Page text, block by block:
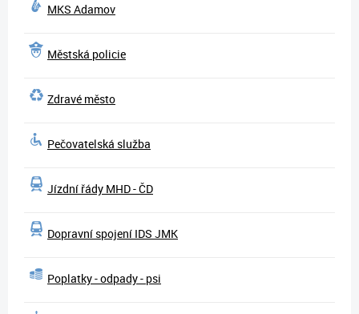
MKS Adamov
Městská policie
Zdravé město
Pečovatelská služba
Jízdní řády MHD - ČD
Dopravní spojení IDS JMK
Poplatky - odpady - psi